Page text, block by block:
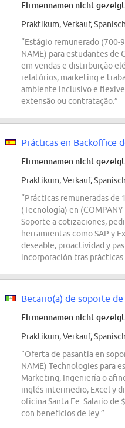
Firmennamen nicht gezeigt
Praktikum, Verkauf,
“Estágio remunerado (700-
NAME) para estudantes de
em vendas e distribuição
relatórios, marketing e
ambiente inclusivo e
extensão ou contratação.”
Prácticas en Backoffice
Firmennamen nicht gezeigt
Praktikum, Verkauf,
“Prácticas remuneradas de
(Tecnología) en
Soporte a cotizaciones,
herramientas como SAP y
deseable, proactividad y
incorporación tras
Becario(a) de soporte
Firmennamen nicht gezeigt
Praktikum, Verkauf, Spanisch
“Oferta de pasantía en
NAME) Technologies para
Marketing, Ingeniería o
inglés intermedio, Excel y
oficina Santa Fe. Salario de
con beneficios de ley.”